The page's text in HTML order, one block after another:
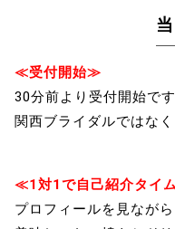
≪受付開始≫
30分前より受付開始です
関西ブライダルではな
≪1対1で自己紹介タイ
プロフィールを見なが